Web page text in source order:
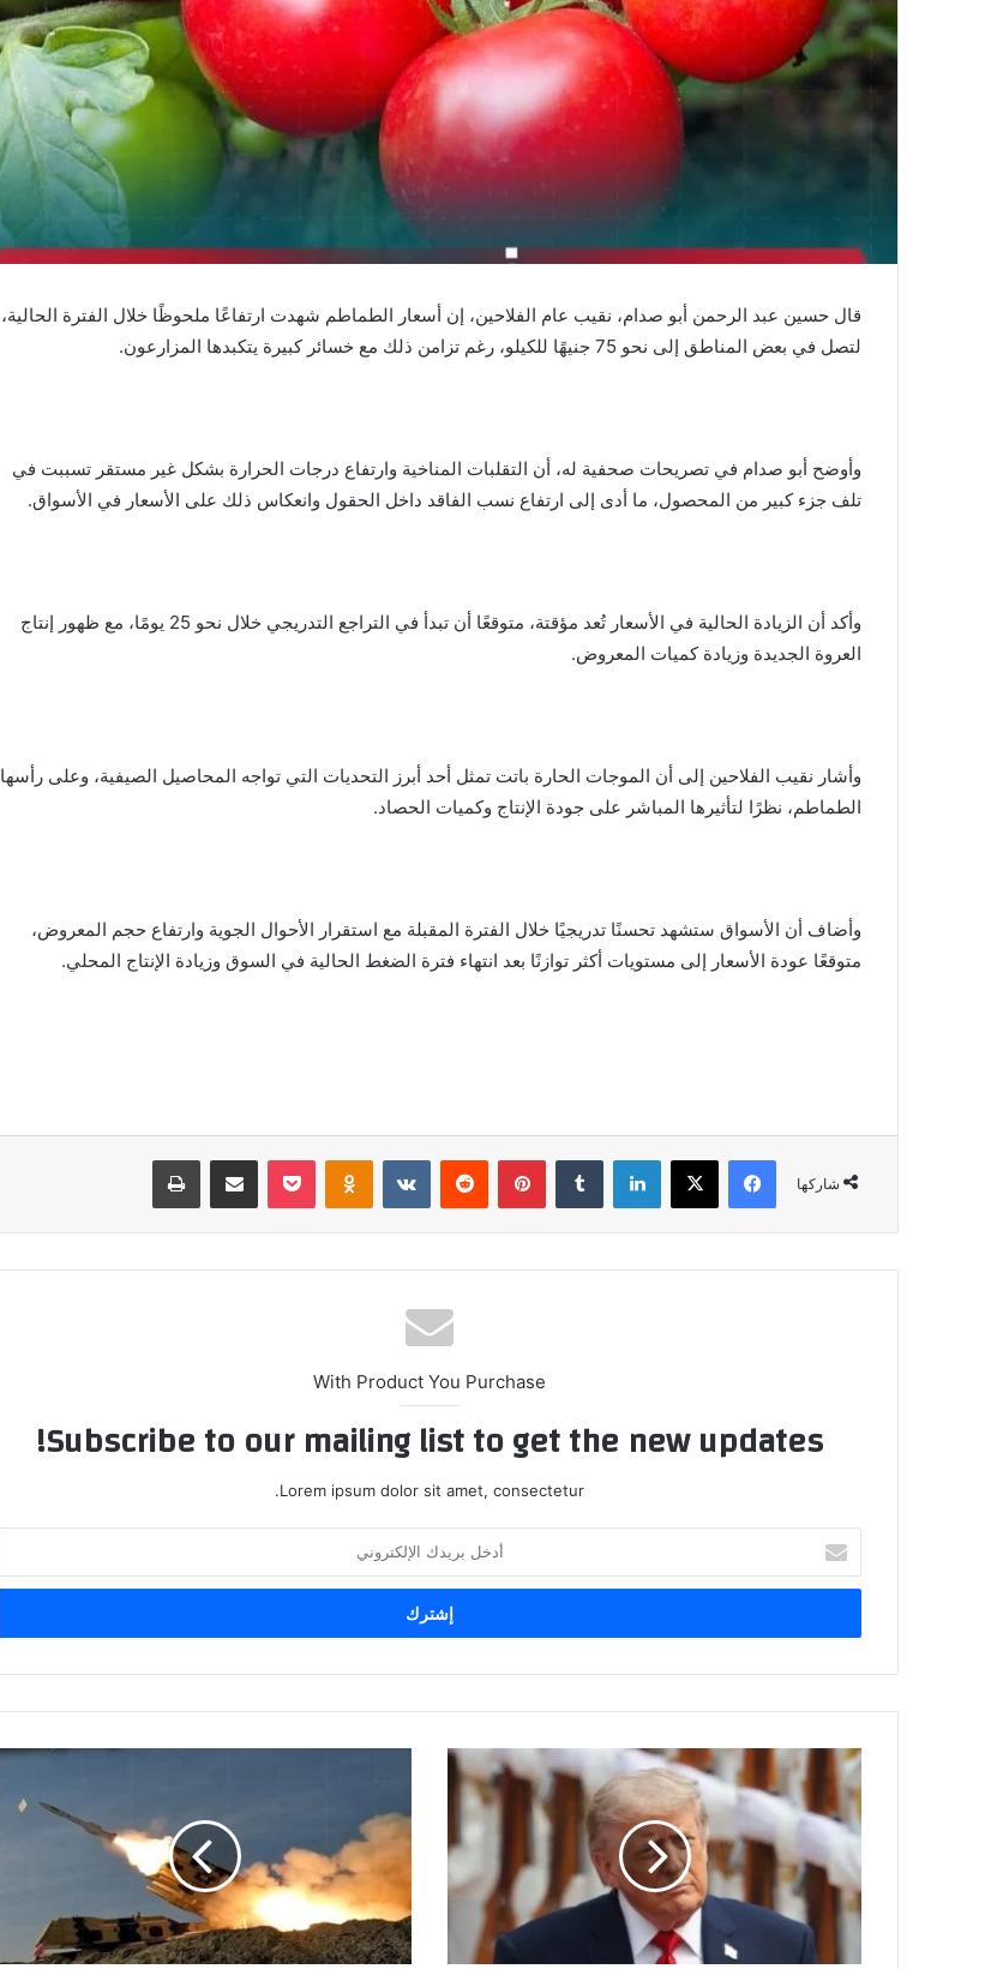
قال حسين عبد الرحمن أبو صدام، نقيب عام الفلاحين، إن أسعار الطماطم شهدت ارتفاعًا ملحوظًا خلال الفترة الحالية،
لتصل في بعض المناطق إلى نحو 75 جنيهًا للكيلو، رغم تزامن ذلك مع خسائر كبيرة يتكبدها المزارعون.
وأوضح أبو صدام في تصريحات صحفية له، أن التقلبات المناخية وارتفاع درجات الحرارة بشكل غير مستقر تسببت في
تلف جزء كبير من المحصول، ما أدى إلى ارتفاع نسب الفاقد داخل الحقول وانعكاس ذلك على الأسعار في الأسواق.
وأكد أن الزيادة الحالية في الأسعار تُعد مؤقتة، متوقعًا أن تبدأ في التراجع التدريجي خلال نحو 25 يومًا، مع ظهور إنتاج
العروة الجديدة وزيادة كميات المعروض.
وأشار نقيب الفلاحين إلى أن الموجات الحارة باتت تمثل أحد أبرز التحديات التي تواجه المحاصيل الصيفية، وعلى رأسها
الطماطم، نظرًا لتأثيرها المباشر على جودة الإنتاج وكميات الحصاد.
وأضاف أن الأسواق ستشهد تحسنًا تدريجيًا خلال الفترة المقبلة مع استقرار الأحوال الجوية وارتفاع حجم المعروض،
متوقعًا عودة الأسعار إلى مستويات أكثر توازنًا بعد انتهاء فترة الضغط الحالية في السوق وزيادة الإنتاج المحلي.
شاركها
فيسبوك X لينكدإن بينتيريست Odnoklassniki
بوكيت مشاركة عبر البريد طباعة
With Product You Purchase
Subscribe to our mailing list to get the new updates!
Lorem ipsum dolor sit amet, consectetur.
بريدك
الإلكتروني